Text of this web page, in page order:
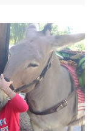
métier d'ânière et
oreilles.
avec les ânes ,
!